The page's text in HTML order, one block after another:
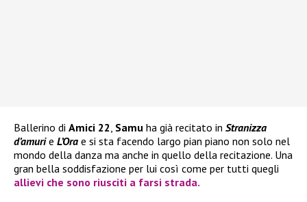
Ballerino di Amici 22, Samu ha già recitato in Stranizza
d’amurie L’Ora e si sta facendo largo pian piano non solo nel
mondo della danza ma anche in quello della recitazione. Una
gran bella soddisfazione per lui così come per tutti quegli
allievi che sono riusciti a farsi strada.